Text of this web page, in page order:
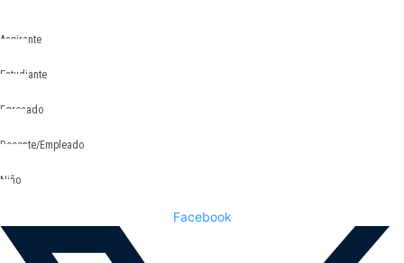
Aspirante
Estudiante
Egresado
Docente/Empleado
Niño
Facebook